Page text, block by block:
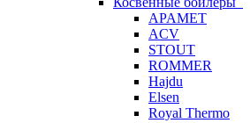
APAMET
ACV
STOUT
ROMMER
Hajdu
Elsen
Royal Thermo